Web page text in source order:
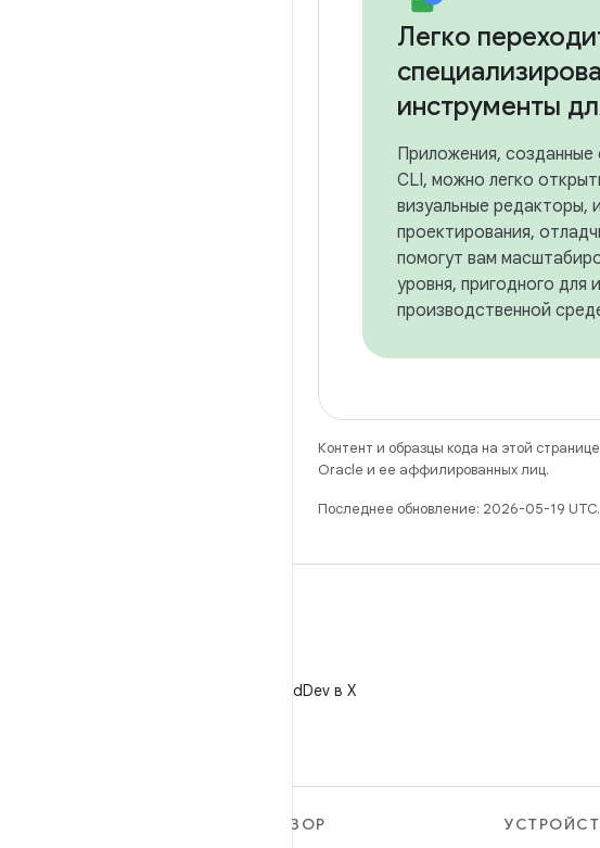
Легко
инструменты
Приложения,
CLI, можно легко
визуальные редакторы,
проектирования,
помогут вам
уровня, пригодного для
производственной
Контент и образцы кода на этой
Oracle и ее аффилированных лиц.
Последнее обновление: 2026-05-19 UTC.
Читайте @AndroidDev в X
ОБЗОР